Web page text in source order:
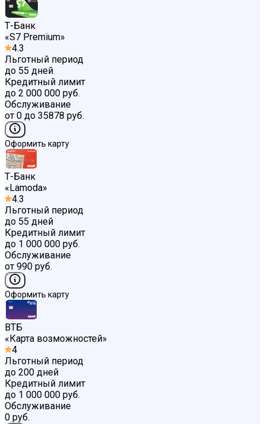
Т-Банк
«S7 Premium»
4.3
Льготный период
до 55 дней
Кредитный лимит
до 2 000 000 руб.
Обслуживание
от 0 до 35878 руб.
Оформить карту
Т-Банк
« Lamoda»
4.3
Льготный период
до 55 дней
Кредитный лимит
до 1 000 000 руб.
Обслуживание
от 990 руб.
Оформить карту
ВТБ
« Карта возможностей»
4
Льготный период
до 200 дней
Кредитный лимит
до 1 000 000 руб.
Обслуживание
0 руб.